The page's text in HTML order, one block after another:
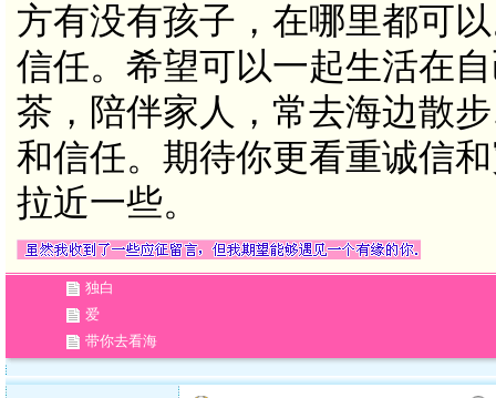
方有没有孩子，在哪里都可
信任。希望可以一起生活在
茶，陪伴家人，常去海边散
和信任。期待你更看重诚信
拉近一些。
独白
爱
带你去看海